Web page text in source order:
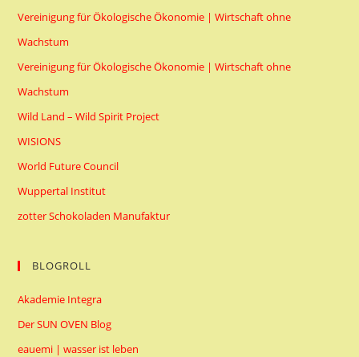
Vereinigung für Ökologische Ökonomie | Wirtschaft ohne
Wachstum
Vereinigung für Ökologische Ökonomie | Wirtschaft ohne
Wachstum
Wild Land – Wild Spirit Project
WISIONS
World Future Council
Wuppertal Institut
zotter Schokoladen Manufaktur
BLOGROLL
Akademie Integra
Der SUN OVEN Blog
eauemi | wasser ist leben